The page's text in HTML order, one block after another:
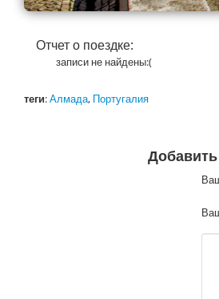
Отчет о поездке:
записи не найдены:(
теги:Алмада, Португалия